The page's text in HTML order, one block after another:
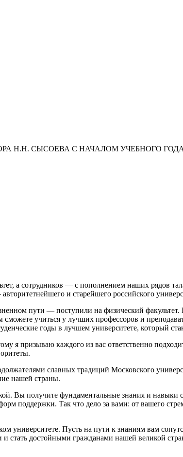
Н.Н. СЫСОЕВА С НАЧАЛОМ УЧЕБНОГО ГОДА
а сотрудников — с пополнением наших
и старейшего российского
пути — поступили на физический
учиться у лучших профессоров и
годы в лучшем университете, который
я призываю каждого из вас ответственно
славных традиций Московского
нашей страны.
Вы получите фундаментальные знания и
поддержки. Так что дело за вами: от вашего
университете. Пусть на пути к знаниям вам
стать достойными гражданами нашей великой